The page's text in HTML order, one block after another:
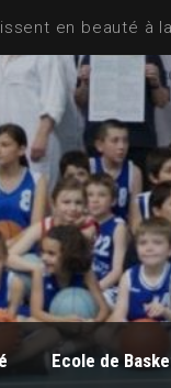
Ecole de